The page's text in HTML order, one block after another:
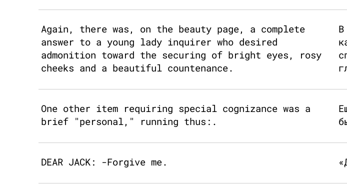
Again, there was, on the beauty page, a complete
answer to a young lady inquirer who desired
admonition toward the securing of bright eyes, rosy
cheeks and a beautiful countenance.
One other item requiring special cognizance was a
brief "personal," running thus:.
DEAR JACK: -Forgive me.